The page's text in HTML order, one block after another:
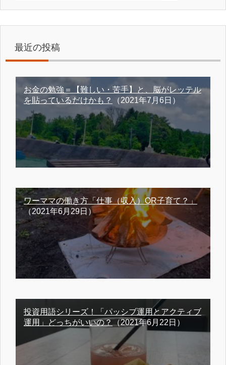
最近の投稿
お金の勉強＝【難しい・苦手】と、脳がレッテル
を貼っているだけかも？
（2021年7月6日）
ワーママの働き方「仕事（収入）OR子育て？」
（2021年6月29日）
投資用語シリーズ！「パッシブ運用とアクティブ
運用」どっちがいいの？ （2021年6月22日）